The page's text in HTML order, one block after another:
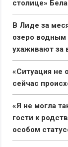
столице»
В Лиде за
озеро водным
ухаживают за
«Ситуация не
сейчас
«Я не могла
гости к
особом